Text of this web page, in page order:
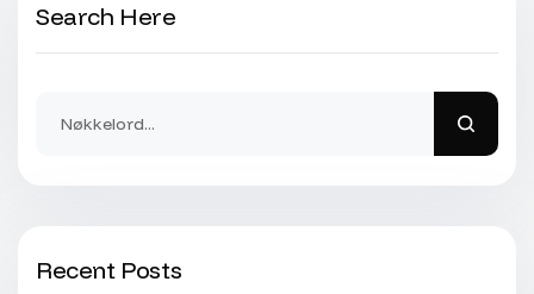
Search Here
Recent Posts